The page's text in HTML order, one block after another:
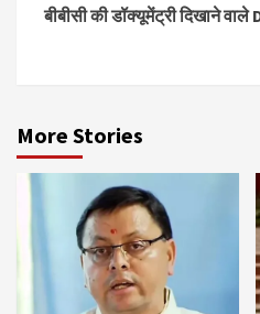
बीबीसी की डॉक्यूमेंट्री दिखाने
More Stories